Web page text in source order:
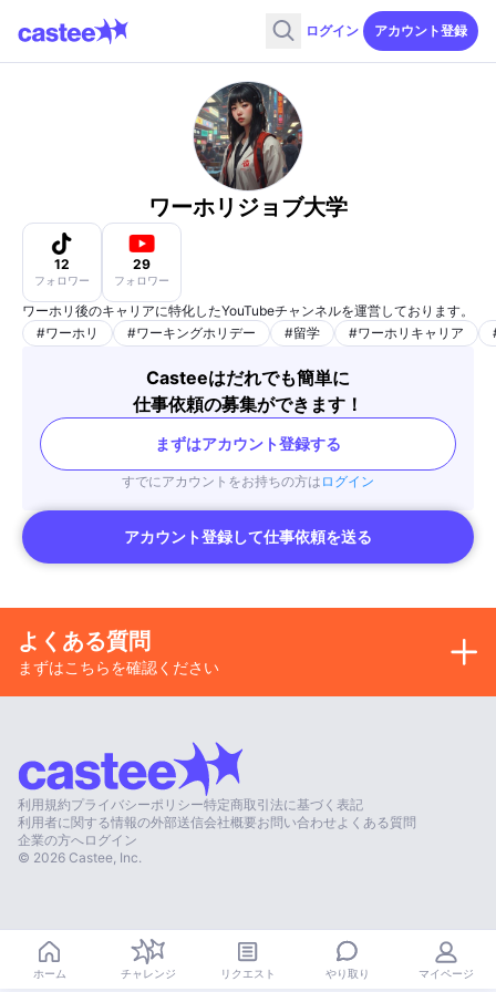
ログイン アカウント登録
ワーホリジョブ大学
12
フォロワー
29
フォロワー
ワーホリ後のキャリアに特化したYouTubeチャンネルを運営しております。
#ワーホリ #ワーキングホリデー #留学 #ワーホリキャリア
Casteeはだれでも簡単に
仕事依頼の募集ができます！
まずはアカウント登録する
すでにアカウントをお持ちの方は ログイン
アカウント登録して仕事依頼を送る
よくある質問
まずはこちらを確認ください
利用規約プライバシーポリシー特定商取引法に基づく表記
利用者に関する情報の外部送信会社概要お問い合わせ よくある質問
企業の方へログイン
© 2026 Castee, Inc.
ホーム チャレンジ リクエスト やり取り マイページ